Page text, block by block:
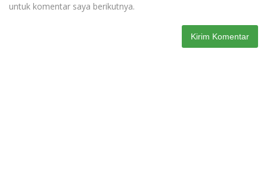
untuk komentar saya berikutnya.